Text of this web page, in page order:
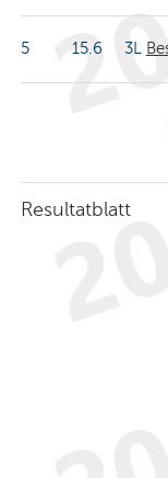
5 15.6 3L
Resultatblatt